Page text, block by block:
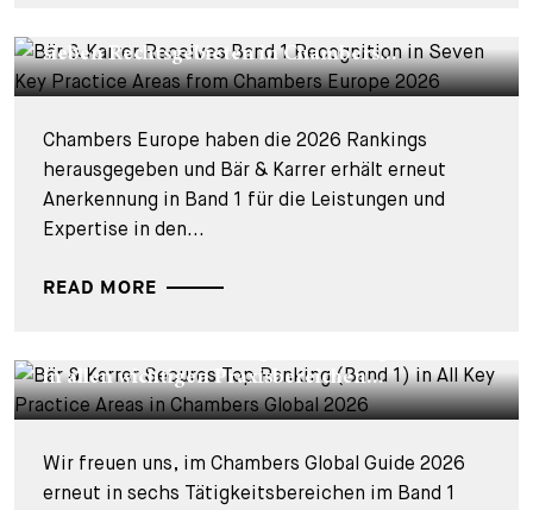
sieben Rechtsgebieten in Chambers...
Chambers Europe haben die 2026 Rankings
herausgegeben und Bär & Karrer erhält erneut
Anerkennung in Band 1 für die Leistungen und
Expertise in den...
READ MORE
in allen wichtigen Praxisbereichen...
Wir freuen uns, im Chambers Global Guide 2026
erneut in sechs Tätigkeitsbereichen im Band 1